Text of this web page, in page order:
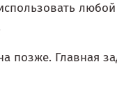
позже. Главная